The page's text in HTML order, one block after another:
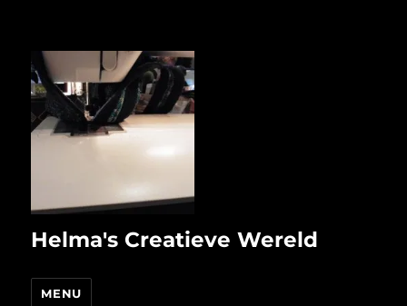
Helma's Creatieve Wereld
MENU